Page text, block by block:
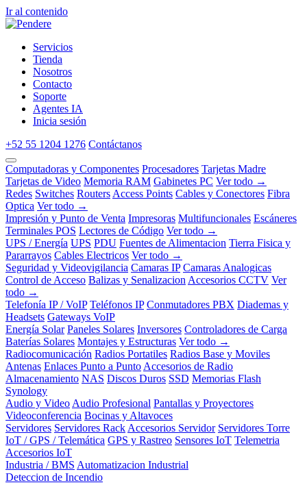
Ir al contenido
Servicios
Tienda
Nosotros
Contacto
Soporte
Agentes IA
Inicia sesión
+52 55 1204 1276 Contáctanos
Computadoras y Componentes Procesadores Tarjetas Madre
Tarjetas de Video Memoria RAM Gabinetes PC Ver todo →
Redes Switches Routers Access Points Cables y Conectores Fibra
Optica Ver todo →
Impresión y Punto de Venta Impresoras Multifuncionales Escáneres
Terminales POS Lectores de Código Ver todo →
UPS / Energía UPS PDU Fuentes de Alimentacion Tierra Fisica y
Pararrayos Cables Electricos Ver todo →
Seguridad y Videovigilancia Camaras IP Camaras Analogicas
Control de Acceso Balizas y Senalizacion Accesorios CCTV Ver
todo →
Telefonía IP / VoIP Teléfonos IP Conmutadores PBX Diademas y
Headsets Gateways VoIP
Energía Solar Paneles Solares Inversores Controladores de Carga
Baterías Solares Montajes y Estructuras Ver todo →
Radiocomunicación Radios Portatiles Radios Base y Moviles
Antenas Enlaces Punto a Punto Accesorios de Radio
Almacenamiento NAS Discos Duros SSD Memorias Flash
Synology
Audio y Video Audio Profesional Pantallas y Proyectores
Videoconferencia Bocinas y Altavoces
Servidores Servidores Rack Accesorios Servidor Servidores Torre
IoT / GPS / Telemática GPS y Rastreo Sensores IoT Telemetria
Accesorios IoT
Industria / BMS Automatizacion Industrial
Deteccion de Incendio